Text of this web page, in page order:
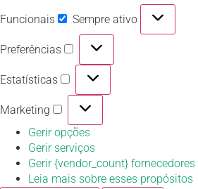
Funcionais
Sempre ativo
Preferências
Estatísticas
Marketing
Gerir opções
Gerir serviços
Gerir {vendor_count} fornecedores
Leia mais sobre esses propósitos